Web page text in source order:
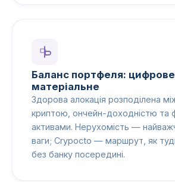
Баланс портфеля:
матеріальне
Здорова алокація розподілена
криптою, ончейн-доходністю та
активами. Нерухомість —
ваги; Crypocto — маршрут, як
без банку посередині.